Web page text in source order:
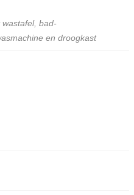
bad-
en droogkast